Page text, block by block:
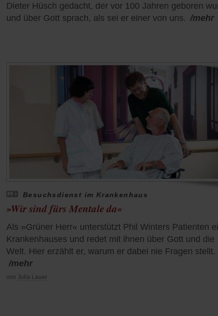
Dieter Hüsch gedacht, der vor 100 Jahren geboren
und über Gott sprach, als sei er einer von uns. /mehr
Besuchsdienst im Krankenhaus
»Wir sind fürs Mentale da«
Als »Grüner Herr« unterstützt Phil Winters Patienten
Krankenhauses und redet mit ihnen über Gott und die
Welt. Hier erzählt er, warum er dabei nie Fragen stellt.
/mehr
von Julia Lauer